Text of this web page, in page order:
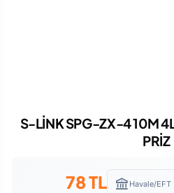
S-LİNK SPG-ZX-4 10M
PRİZ
78TL Havale/